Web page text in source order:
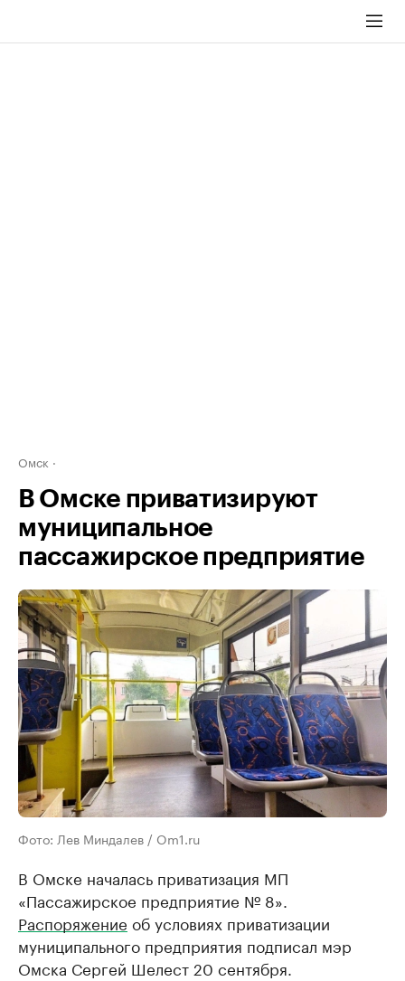
Омск
В Омске приватизируют
муниципальное
пассажирское предприятие
Фото: Лев Миндалев / Om1.ru
В Омске началась приватизация МП
«Пассажирское предприятие № 8».
Распоряжение об условиях приватизации
муниципального предприятия подписал мэр
Омска Сергей Шелест 20 сентября.